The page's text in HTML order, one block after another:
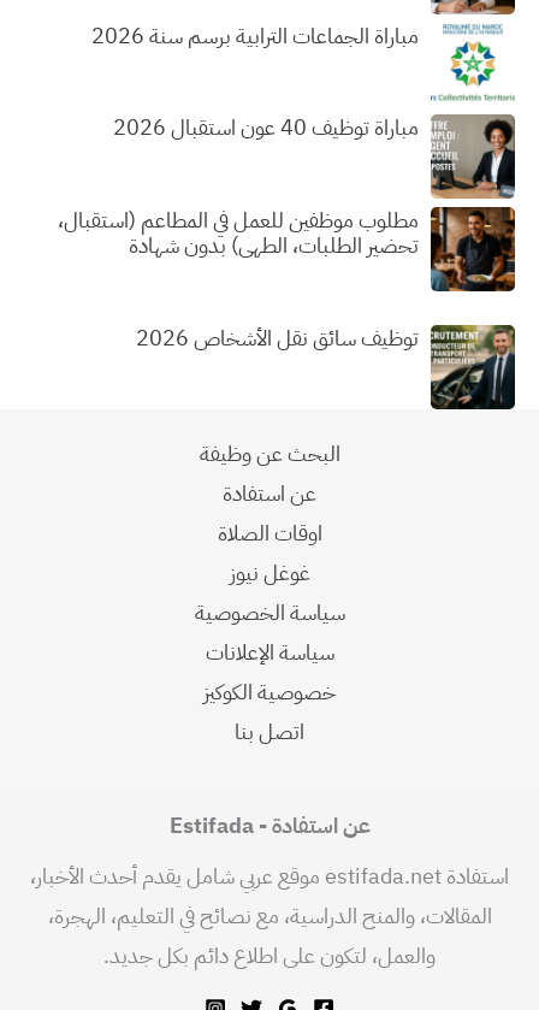
مباراة الجماعات الترابية برسم سنة 2026
مباراة توظيف 40 عون استقبال 2026
مطلوب موظفين للعمل في المطاعم (استقبال،
تحضير الطلبات، الطهي) بدون شهادة
توظيف سائق نقل الأشخاص 2026
البحث عن وظيفة
عن استفادة
اوقات الصلاة
غوغل نيوز
سياسة الخصوصية
سياسة الإعلانات
خصوصية الكوكيز
اتصل بنا
عن استفادة - Estifada
استفادة estifada.net موقع عربي شامل يقدم أحدث الأخبار،
المقالات، والمنح الدراسية، مع نصائح في التعليم، الهجرة،
والعمل، لتكون على اطلاع دائم بكل جديد.